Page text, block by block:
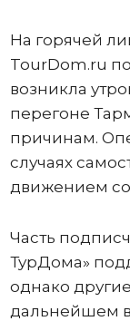
На горячей
TourDom.ru
возникла
перегоне
причинам.
случаях
движением
Часть
ТурДома»
однако
дальнейшем